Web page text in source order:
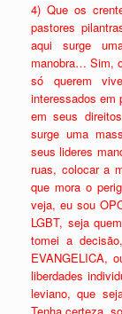
4) Que os
pastores
aqui surge
manobra… Sim,
só querem
interessados em
em seus
surge uma
seus lideres
ruas, colocar a
que mora o
veja, eu sou
LGBT, seja
tomei a
EVANGELICA,
liberdades
leviano, que